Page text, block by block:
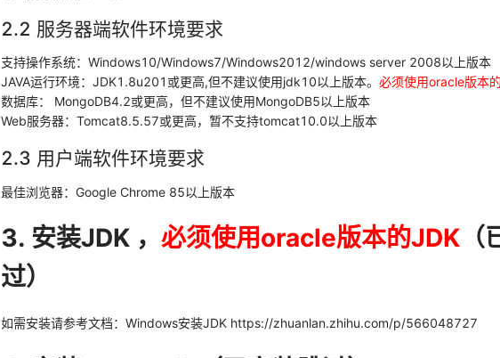
2.2 服务器端软件环境要求
支持操作系统：Windows10/Windows7/Windows2012/windows server 2008以上版本
JAVA运行环境：JDK1.8u201或更高,但不建议使用jdk10以上版本。 必须使用oracle版本的
数据库： MongoDB4.2或更高，但不建议使用MongoDB5以上版本
Web服务器：Tomcat8.5.57或更高，暂不支持tomcat10.0以上版本
2.3 用户端软件环境要求
最佳浏览器：Google Chrome 85以上版本
3. 安装JDK ， 必须使用oracle版本的JDK
过）
如需安装请参考文档：Windows安装JDK https://zhuanlan.zhihu.com/p/566048727